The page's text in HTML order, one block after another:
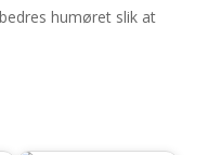
humøret slik at